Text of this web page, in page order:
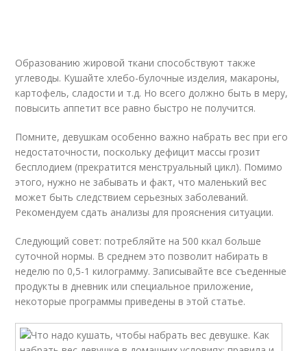
Образованию жировой ткани способствуют также
углеводы. Кушайте хлебо-булочные изделия, макароны,
картофель, сладости и т.д. Но всего должно быть в меру,
повысить аппетит все равно быстро не получится.
Помните, девушкам особенно важно набрать вес при его
недостаточности, поскольку дефицит массы грозит
бесплодием (прекратится менструальный цикл). Помимо
этого, нужно не забывать и факт, что маленький вес
может быть следствием серьезных заболеваний.
Рекомендуем сдать анализы для прояснения ситуации.
Следующий совет: потребляйте на 500 ккал больше
суточной нормы. В среднем это позволит набирать в
неделю по 0,5-1 килограмму. Записывайте все съеденные
продукты в дневник или специальное приложение,
некоторые программы приведены в этой статье.